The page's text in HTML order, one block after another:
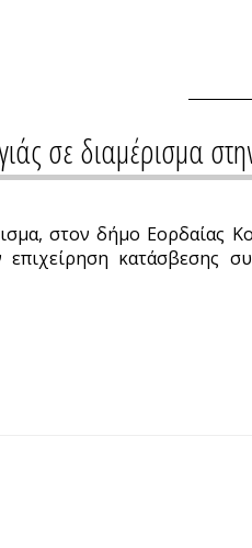
σε διαμέρισμα
στον δήμο Εορδαίας
κατάσβεσης